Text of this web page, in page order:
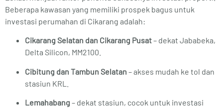
Beberapa kawasan yang memiliki prospek bagus untuk
investasi perumahan di Cikarang adalah:
Cikarang Selatan dan Cikarang Pusat– dekat Jababeka,
Delta Silicon, MM2100.
Cibitung dan Tambun Selatan – akses mudah ke tol dan
stasiun KRL.
Lemahabang – dekat stasiun, cocok untuk investasi